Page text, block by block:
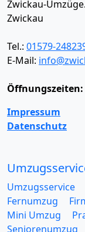
Zwickau-
Zwickau
Tel.: 01579-
E-Mail:
Öffnungszeiten:
Impressum
Datenschutz
Umzugsservice
Fernumzug
Mini Umzug
Seniorenumzug